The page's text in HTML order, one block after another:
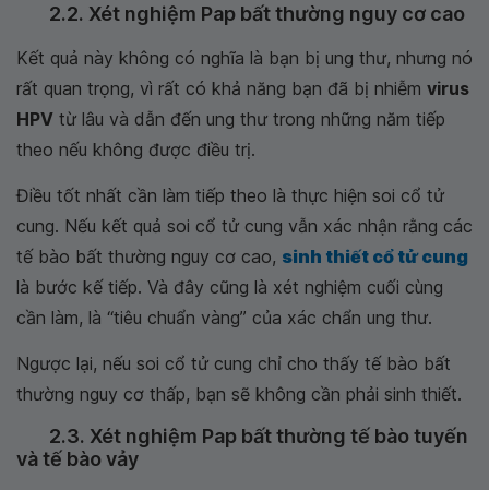
2.2. Xét nghiệm Pap bất thường nguy cơ cao
Kết quả này không có nghĩa là bạn bị ung thư, nhưng nó
rất quan trọng, vì rất có khả năng bạn đã bị nhiễm virus
HPV từ lâu và dẫn đến ung thư trong những năm tiếp
theo nếu không được điều trị.
Điều tốt nhất cần làm tiếp theo là thực hiện soi cổ tử
cung. Nếu kết quả soi cổ tử cung vẫn xác nhận rằng các
tế bào bất thường nguy cơ cao, sinh thiết cổ tử cung
là bước kế tiếp. Và đây cũng là xét nghiệm cuối cùng
cần làm, là “tiêu chuẩn vàng” của xác chẩn ung thư.
Ngược lại, nếu soi cổ tử cung chỉ cho thấy tế bào bất
thường nguy cơ thấp, bạn sẽ không cần phải sinh thiết.
2.3. Xét nghiệm Pap bất thường tế bào tuyến
và tế bào vảy